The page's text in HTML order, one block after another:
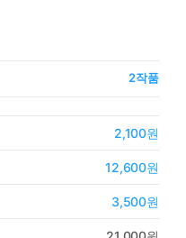
2작품
2,100원
12,600원
3,500원